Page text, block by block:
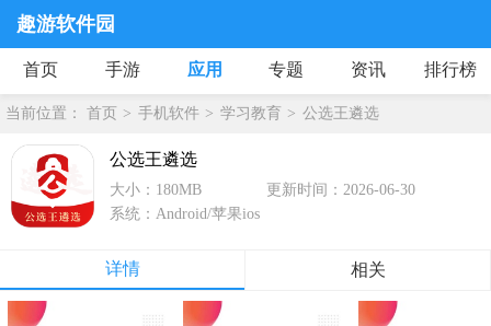
趣游软件园
首页 手游 应用 专题 资讯 排行榜
当前位置： 首页 手机软件 学习教育 公选王遴选
公选王遴选
大小：180MB
更新时间：2026-06-30
系统：Android/苹果ios
详情 相关